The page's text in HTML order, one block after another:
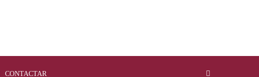
CONTACTAR